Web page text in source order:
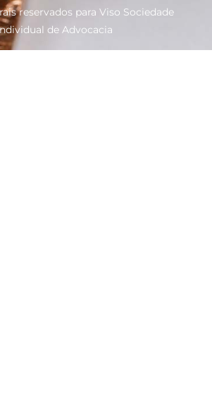
reservados para Viso Sociedade
de Advocacia